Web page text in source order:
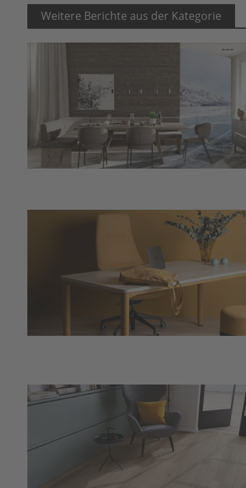
Weitere Berichte aus der Kategorie